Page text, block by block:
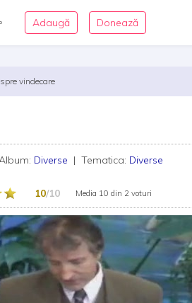
Adaugă Donează
vindecare
Diverse | Tematica: Diverse
10/10 Media 10 din 2 voturi